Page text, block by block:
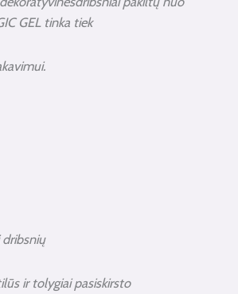
GEL tinka tiek
ir tolygiai pasiskirsto